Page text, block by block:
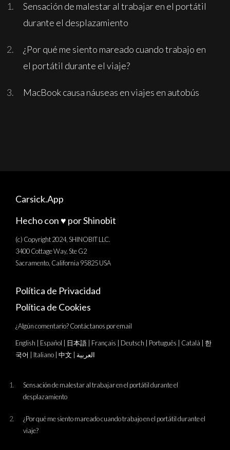
Sensación de malestar al trabajar en el portátil
durante el desplazamiento
¿Por qué me siento mareado cuando trabajo en
el portátil durante el viaje?
MacBook causa náuseas en viajes en autobús
Carsick.App
Hecho con ♥️ por Shinobit
(c) Copyright 2024, SHINOBIT LLC.
3400 Cottage Way, Ste G2
Sacramento, California 95825 USA
Política de Privacidad
Política de Cookies
¿Algún comentario? Contáctanos por email
English Español 日本語 Français Deutsch Português Català
한
국어
Italiano |中文 العربية
Sensación de malestar al trabajar en el portátil durante el
desplazamiento
¿Por qué me siento mareado cuando trabajo en el portátil durante el
viaje?